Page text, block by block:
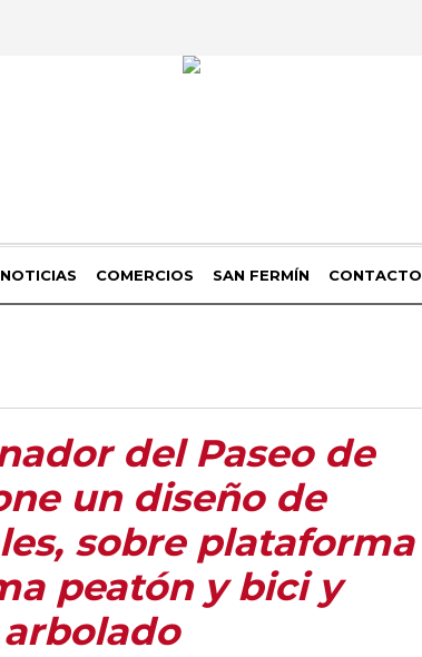
NOTICIAS COMERCIOS SAN FERMÍN CONTACTO
del Paseo de
un diseño de
sobre plataforma
peatón y bici y